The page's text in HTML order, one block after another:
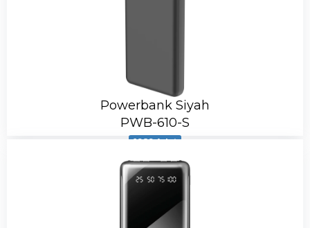
Powerbank Siyah
PWB-610-S
1989 Adet